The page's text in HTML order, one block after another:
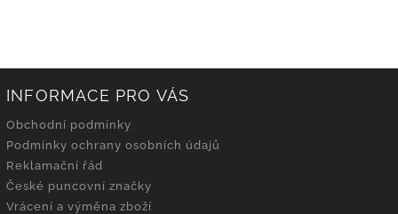
INFORMACE PRO VÁS
Obchodní podmínky
Podmínky ochrany osobních údajů
Reklamační řád
České puncovní značky
Vrácení a výměna zboží